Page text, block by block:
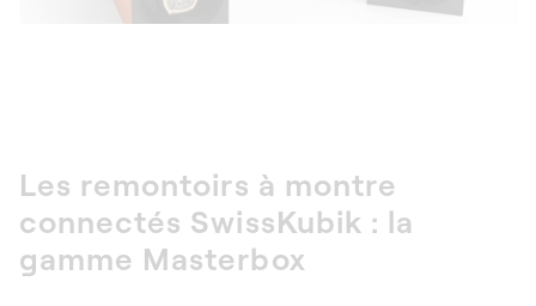
Les remontoirs à montre
connectés SwissKubik : la
gamme Masterbox